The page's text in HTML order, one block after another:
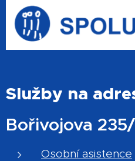
Služby na
Bořivojova
Osobní asistence